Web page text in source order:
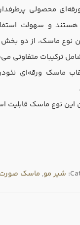
محصولی
و سهولت
نوع ماسک، از دو
ترکیبات متفاوتی
ماسک ورقه‌ای
نوع ماسک قابلیت
شیر مو, ماسک صورت